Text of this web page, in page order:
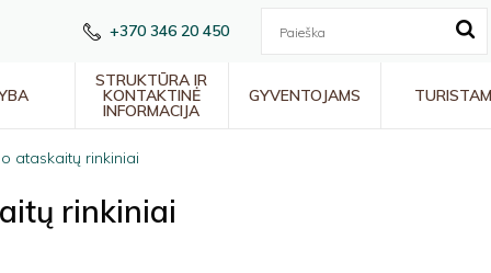
+370 346 20 450
STRUKTŪRA IR
KONTAKTINĖ
INFORMACIJA
GYVENTOJAMS
ataskaitų rinkiniai
rinkiniai